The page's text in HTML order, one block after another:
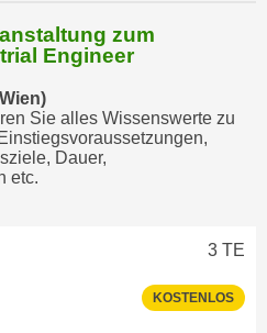
zum
Engineer
Sie alles Wissenswerte zu
Dauer,
etc.
3 TE
KOSTENLOS